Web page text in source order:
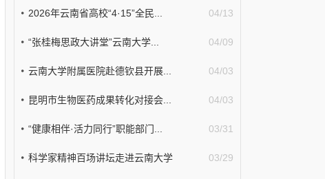
04/13
2026年云南省高校“4·15”全民...
04/09
“张桂梅思政大讲堂”云南大学...
04/03
云南大学附属医院赴德钦县开展...
04/03
昆明市生物医药成果转化对接会...
03/31
“健康相伴·活力同行”职能部门...
03/29
科学家精神百场讲坛走进云南大学